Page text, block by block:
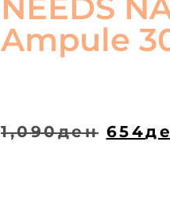
Ampule
1,090ден 654